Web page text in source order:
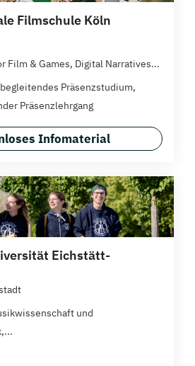
Filmschule Köln
Film & Games, Digital Narratives...
Präsenzstudium,
Präsenzlehrgang
Infomaterial
Eichstätt-
und